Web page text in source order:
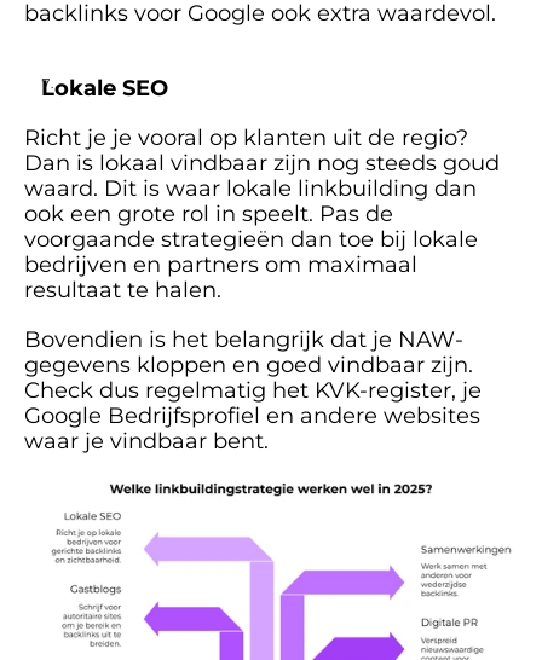
backlinks voor Google ook extra waardevol.
Lokale SEO
Richt je je vooral op klanten uit de regio?
Dan is lokaal vindbaar zijn nog steeds goud
waard. Dit is waar lokale linkbuilding dan
ook een grote rol in speelt. Pas de
voorgaande strategieën dan toe bij lokale
bedrijven en partners om maximaal
resultaat te halen.
Bovendien is het belangrijk dat je NAW-
gegevens kloppen en goed vindbaar zijn.
Check dus regelmatig het KVK-register, je
Google Bedrijfsprofiel en andere websites
waar je vindbaar bent.